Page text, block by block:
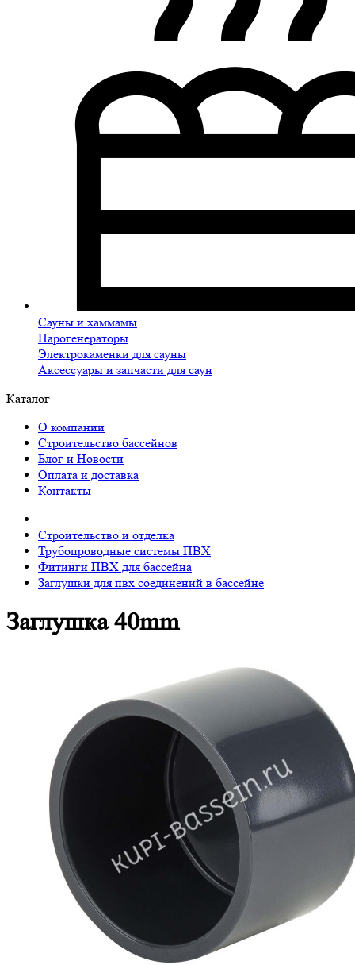
Сауны и хаммамы
Парогенераторы
Электрокаменки для сауны
Аксессуары и запчасти для саун
Каталог
О компании
Строительство бассейнов
Блог и Новости
Оплата и доставка
Контакты
Строительство и отделка
Трубопроводные системы ПВХ
Фитинги ПВХ для бассейна
Заглушки для пвх соединений в бассейне
Заглушка 40mm